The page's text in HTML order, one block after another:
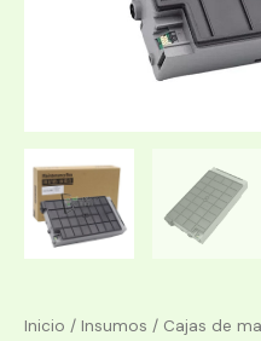
Inicio / Insumos / Cajas de